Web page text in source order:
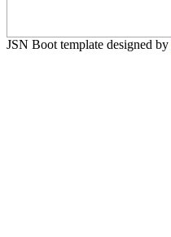
JSN Boot template designed by